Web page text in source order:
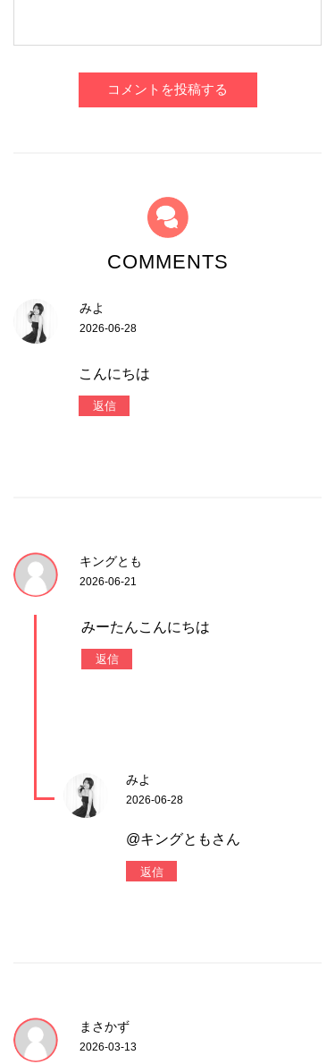
コメントを投稿する
COMMENTS
みよ
2026-06-28
こんにちは
返信
キングとも
2026-06-21
みーたんこんにちは
返信
みよ
2026-06-28
@キングともさん
返信
まさかず
2026-03-13